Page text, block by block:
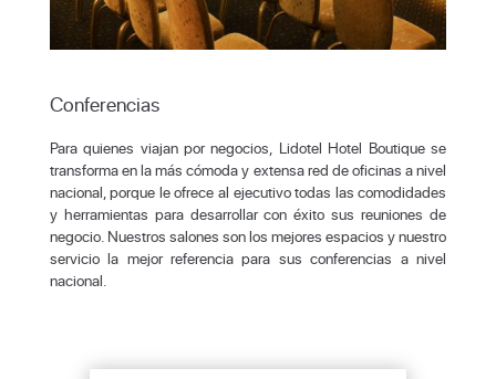
Conferencias
Para quienes viajan por negocios, Lidotel Hotel Boutique se
transforma en la más cómoda y extensa red de oficinas a nivel
nacional, porque le ofrece al ejecutivo todas las comodidades
y herramientas para desarrollar con éxito sus reuniones de
negocio. Nuestros salones son los mejores espacios y nuestro
servicio la mejor referencia para sus conferencias a nivel
nacional.